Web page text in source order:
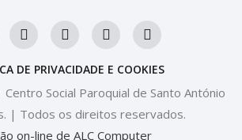
DE PRIVACIDADE E COOKIES
Social Paroquial de Santo António
| Todos os direitos reservados.
on-line de ALC Computer